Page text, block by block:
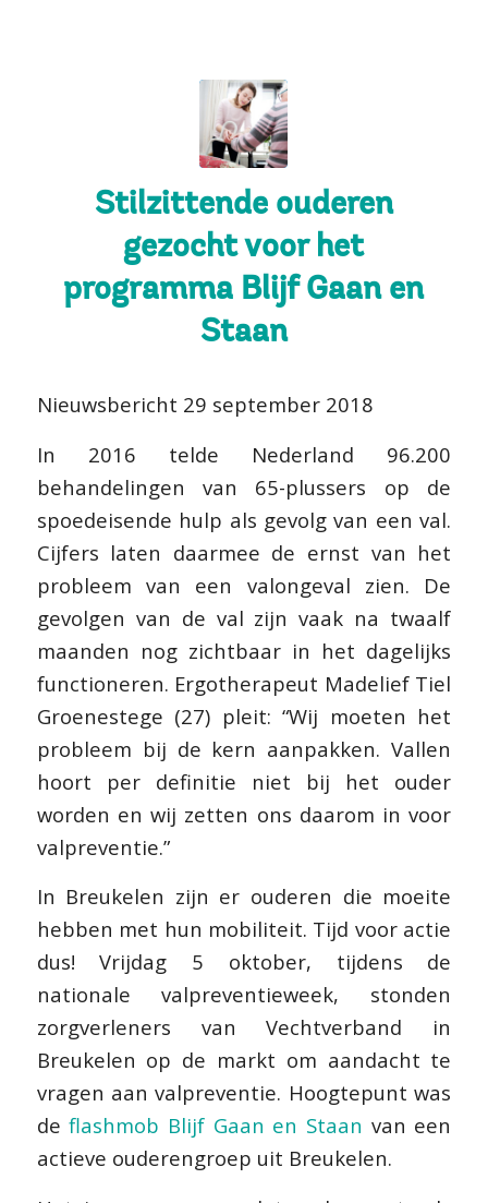
Stilzittende ouderen
gezocht voor het
programma Blijf Gaan en
Staan
Nieuwsbericht 29 september 2018
In 2016 telde Nederland 96.200
behandelingen van 65-plussers op de
spoedeisende hulp als gevolg van een val.
Cijfers laten daarmee de ernst van het
probleem van een valongeval zien. De
gevolgen van de val zijn vaak na twaalf
maanden nog zichtbaar in het dagelijks
functioneren. Ergotherapeut Madelief Tiel
Groenestege (27) pleit: “Wij moeten het
probleem bij de kern aanpakken. Vallen
hoort per definitie niet bij het ouder
worden en wij zetten ons daarom in voor
valpreventie.”
In Breukelen zijn er ouderen die moeite
hebben met hun mobiliteit. Tijd voor actie
dus! Vrijdag 5 oktober, tijdens de
nationale valpreventieweek, stonden
zorgverleners van Vechtverband in
Breukelen op de markt om aandacht te
vragen aan valpreventie. Hoogtepunt was
deflashmob Blijf Gaan en Staan van een
actieve ouderengroep uit Breukelen.